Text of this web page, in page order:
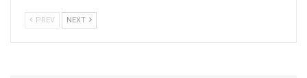
PREV NEXT